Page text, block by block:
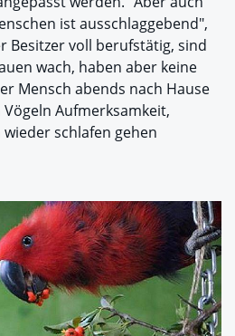
ist ausschlaggebend",
Besitzer voll berufstätig, sind
wach, haben aber keine
Mensch abends nach Hause
Aufmerksamkeit,
schlafen gehen